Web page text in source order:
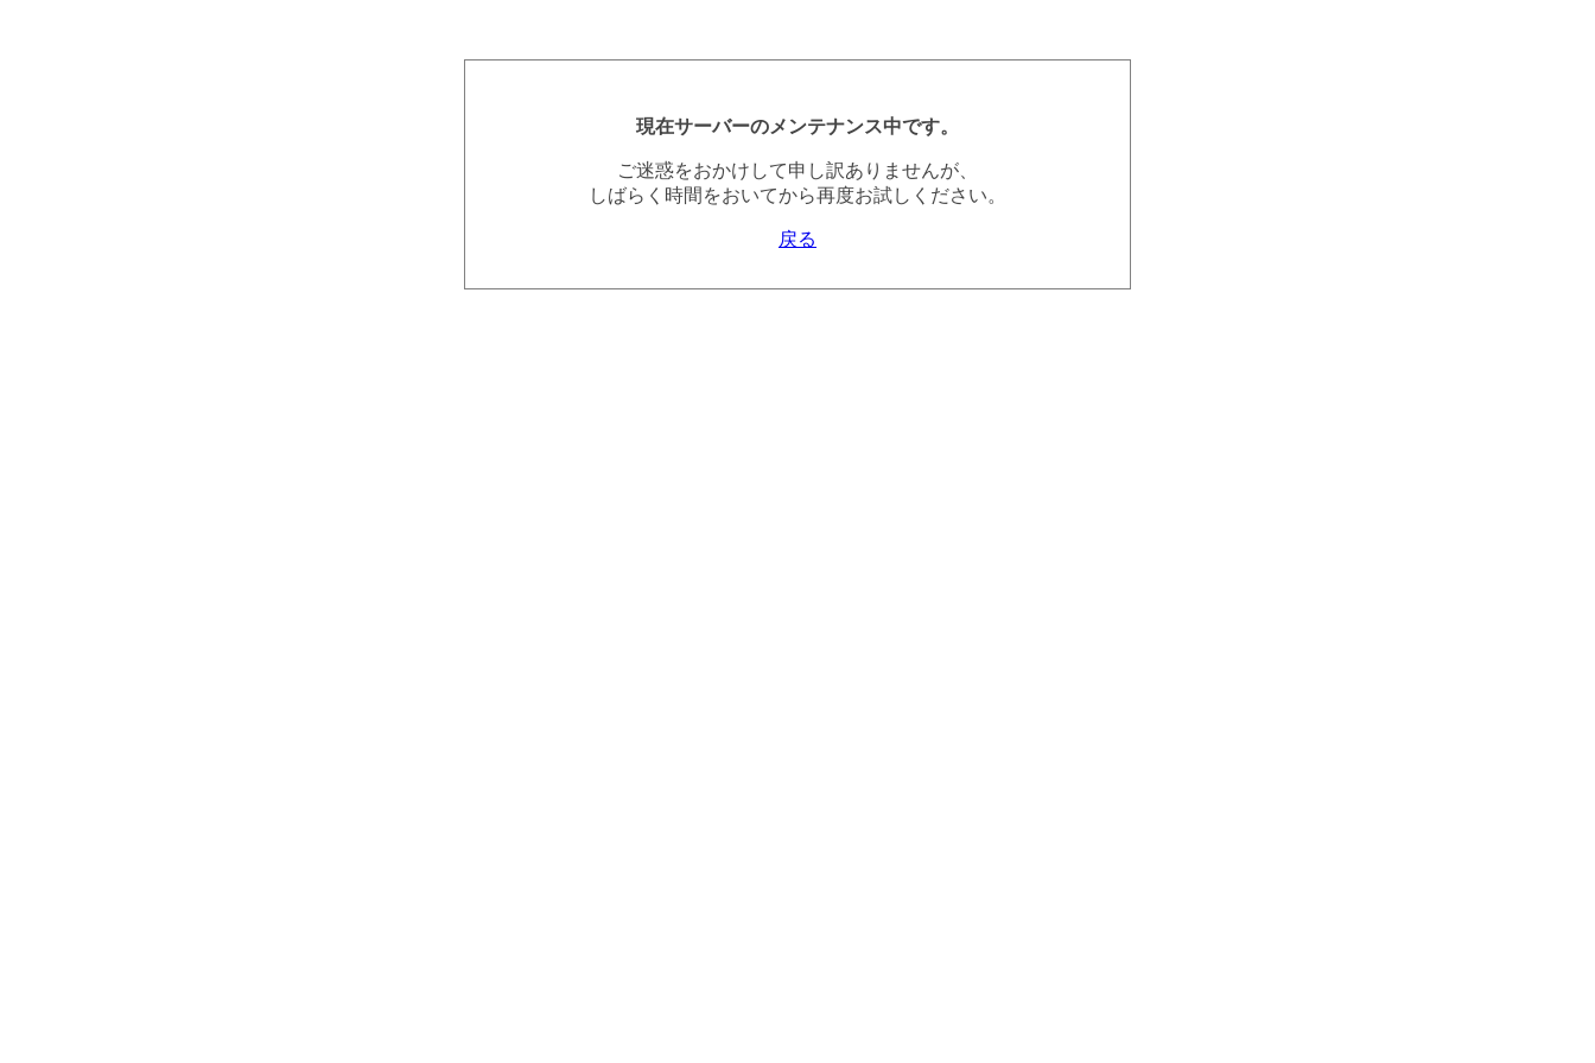
現在サーバーのメンテナンス中です。
ご迷惑をおかけして申し訳ありませんが、
しばらく時間をおいてから再度お試しください。
戻る